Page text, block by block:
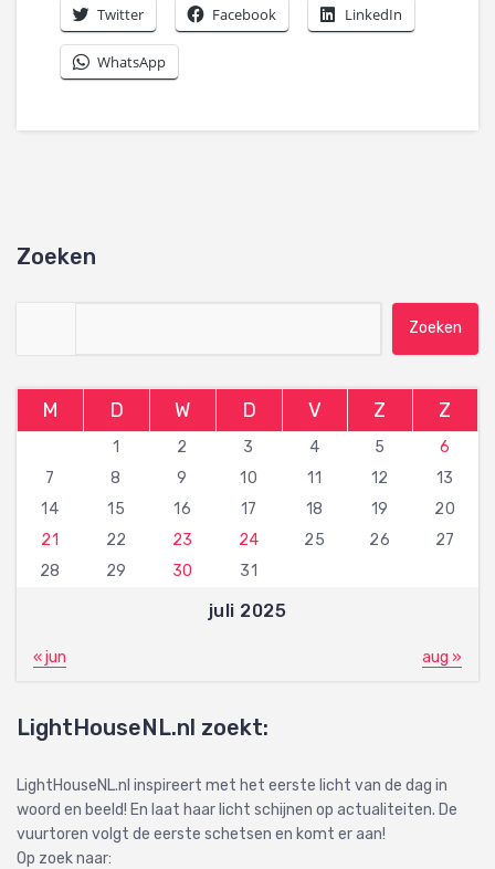
Twitter Facebook LinkedIn
WhatsApp
Zoeken
juli 2025
M D W D V Z Z
1 2 3 4 5
6
7
8 9 10 11 12
13
14
15 16 17 18 19
20
21
22 23 24 25 26
27
28
29 30 31
« jun aug »
LightHouseNL.nl zoekt:
LightHouseNL.nl inspireert met het eerste licht van de dag in
woord en beeld! En laat haar licht schijnen op actualiteiten. De
vuurtoren volgt de eerste schetsen en komt er aan!
Op zoek naar: